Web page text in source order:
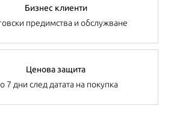
Бизнес клиенти
предимства и обслужване
Ценова защита
7 дни след датата на покупка